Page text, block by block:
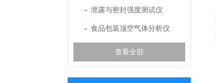
泄露与密封强度测试仪
食品包装顶空气体分析仪
查看全部